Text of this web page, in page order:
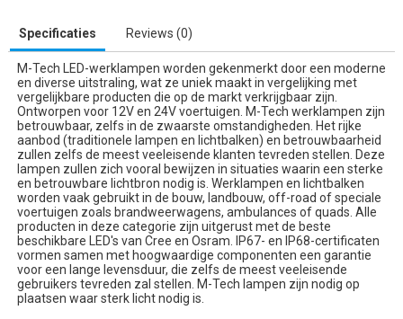
Specificaties Reviews (0)
M-Tech LED-werklampen worden gekenmerkt door een moderne
en diverse uitstraling, wat ze uniek maakt in vergelijking met
vergelijkbare producten die op de markt verkrijgbaar zijn.
Ontworpen voor 12V en 24V voertuigen. M-Tech werklampen zijn
betrouwbaar, zelfs in de zwaarste omstandigheden. Het rijke
aanbod (traditionele lampen en lichtbalken) en betrouwbaarheid
zullen zelfs de meest veeleisende klanten tevreden stellen. Deze
lampen zullen zich vooral bewijzen in situaties waarin een sterke
en betrouwbare lichtbron nodig is. Werklampen en lichtbalken
worden vaak gebruikt in de bouw, landbouw, off-road of speciale
voertuigen zoals brandweerwagens, ambulances of quads. Alle
producten in deze categorie zijn uitgerust met de beste
beschikbare LED's van Cree en Osram. IP67- en IP68-certificaten
vormen samen met hoogwaardige componenten een garantie
voor een lange levensduur, die zelfs de meest veeleisende
gebruikers tevreden zal stellen. M-Tech lampen zijn nodig op
plaatsen waar sterk licht nodig is.